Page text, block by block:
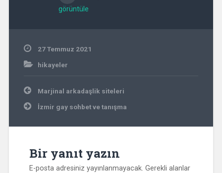
görüntüle
27 Temmuz 2021
hikayeler
Yazı
gezinmesi
Marjinal arkadaşlik siteleri
İzmir gay sohbet ve tanışma
Bir yanıt yazın
E-posta adresiniz yayınlanmayacak. Gerekli alanlar